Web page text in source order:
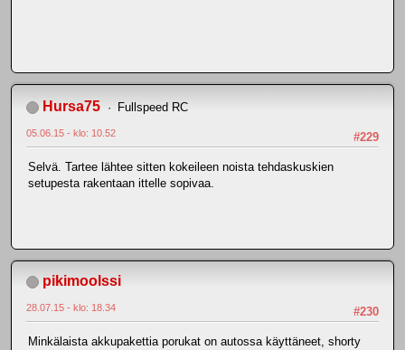
Hursa75 Fullspeed RC
#229
05.06.15 - klo: 10.52
Selvä. Tartee lähtee sitten kokeileen noista tehdaskuskien
setupesta rakentaan ittelle sopivaa.
pikimoolssi
#230
28.07.15 - klo: 18.34
Minkälaista akkupakettia porukat on autossa käyttäneet, shorty